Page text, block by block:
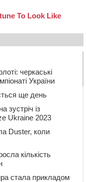
черкаські
України
ще день
зустріч із
Ukraine 2023
Duster, коли
кількість
стала прикладом